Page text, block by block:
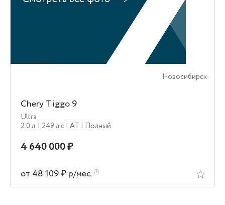
Новосибирск
Chery Tiggo 9
Ultra
2.0 л. | 249 л.c | AT | Полный
4 640 000 ₽
от 48 109 ₽ р/мес.